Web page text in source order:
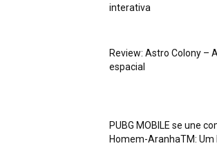
interativa
Review: Astro Colony –
espacial
PUBG MOBILE se une
Homem-AranhaTM: Um